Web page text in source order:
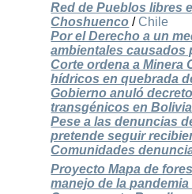
Red de Pueblos libres
Choshuenco / Chile
Por el Derecho a un
ambientales causados
Corte ordena a Minera
hídricos en quebrada
Gobierno anuló
transgénicos en Bolivia
Pese a las denuncias
pretende seguir
Comunidades
Proyecto Mapa de
manejo de la